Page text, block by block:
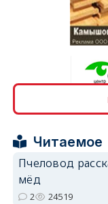
Читаемое
Пчеловод
мёд
2 24519